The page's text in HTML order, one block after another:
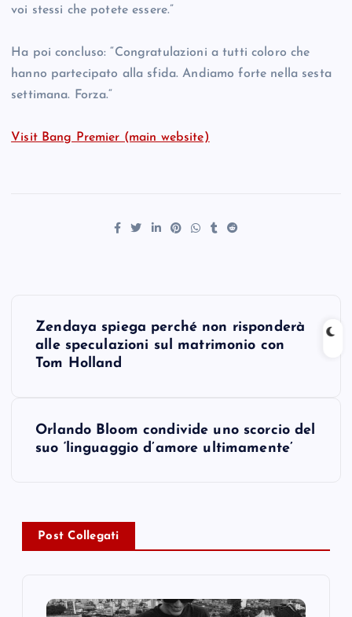
voi stessi che potete essere.”
Ha poi concluso: “Congratulazioni a tutti coloro che
hanno partecipato alla sfida. Andiamo forte nella sesta
settimana. Forza.“​​​​​​​​​​​​​​​​
Visit Bang Premier (main website)
v
Zendaya spiega perché non risponderà
alle speculazioni sul matrimonio con
Tom Holland
Orlando Bloom condivide uno scorcio del
suo ‘linguaggio d’amore ultimamente’
Post Collegati